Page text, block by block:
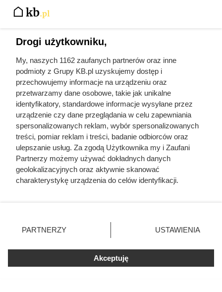
orientacyjny koszt przygotowania ciepłej wody w
przepływowym podgrzewaczu wyniesie około 55–75 zł
zależy od temperatury wody zasilającej, sposobu
użytkowania oraz aktualnych cen energii elektrycznej.
Najpopularniejsze w tej chwili
Kazali jej rozbierać się w niemal każdym
filmie. Przekleństwo polskiej seksbomby
lat 80.
Odarci ze skóry, rozcięci piłą i przybici
do krzyża głową w dół. Mroczny i
krwawy koniec uczniów Chrystusa
z rąk do rąk. Niewiarygodne losy słynnej
skandalistki
Jako nastolatka poślubiła 60-letniego
Jagiełłę. Na Wawelu podejrzewano ją o
Drogi użytkowniku,
My, naszych 1162 zaufanych partnerów oraz inne
podmioty z Grupy KB.pl uzyskujemy dostęp i
przechowujemy informacje na urządzeniu oraz
przetwarzamy dane osobowe, takie jak unikalne
identyfikatory, standardowe informacje wysyłane przez
urządzenie czy dane przeglądania w celu zapewniania
spersonalizowanych reklam, wybór spersonalizowanych
treści, pomiar reklam i treści, badanie odbiorców oraz
ulepszanie usług. Za zgodą Użytkownika my i Zaufani
Partnerzy możemy używać dokładnych danych
geolokalizacyjnych oraz aktywnie skanować
charakterystykę urządzenia do celów identyfikacji.
zmienić/wycofać klikając przycisk ustawień prywatności
znajdujący się w lewym dolnym rogu strony. Niektóre
użytkownika, ale masz prawo sprzeciwić się takiemu
przetwarzaniu. Preferencje będą miały zastosowania tylko
PARTNERZY USTAWIENIA
Akceptuję